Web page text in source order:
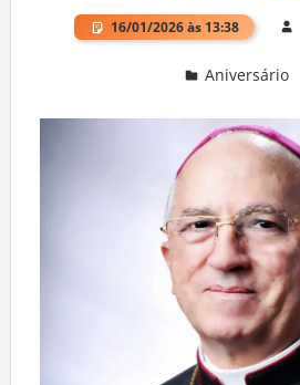
16/01/2026 às 13:38
Aniversário